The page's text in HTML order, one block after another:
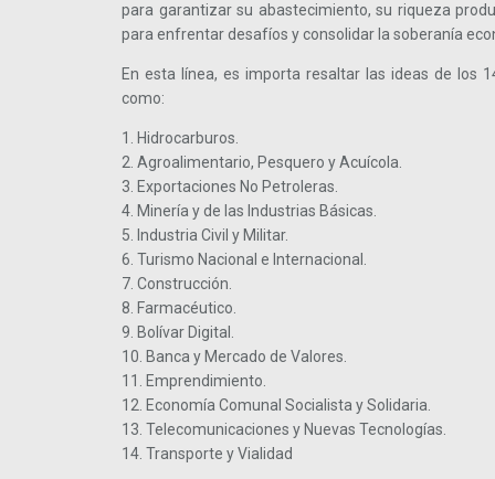
para garantizar su abastecimiento, su riqueza
para enfrentar desafíos y consolidar la soberanía
En esta línea, es importa resaltar las ideas de los
como:
1. Hidrocarburos.
2. Agroalimentario, Pesquero y Acuícola.
3. Exportaciones No Petroleras.
4. Minería y de las Industrias Básicas.
5. Industria Civil y Militar.
6. Turismo Nacional e Internacional.
7. Construcción.
8. Farmacéutico.
9. Bolívar Digital.
10. Banca y Mercado de Valores.
11. Emprendimiento.
12. Economía Comunal Socialista y Solidaria.
13. Telecomunicaciones y Nuevas Tecnologías.
14. Transporte y Vialidad